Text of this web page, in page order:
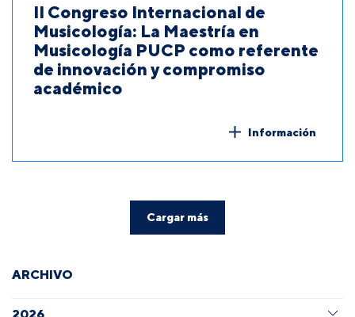
II Congreso Internacional de
Musicología: La Maestría en
Musicología PUCP como referente
de innovación y compromiso
académico
Información
Cargar más
ARCHIVO